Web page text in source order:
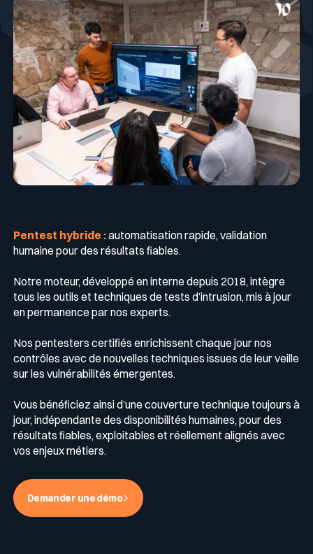
Pentest hybride :automatisation rapide, validation
humaine pour des résultats fiables.
Notre moteur, développé en interne depuis 2018, intègre
tous les outils et techniques de tests d’intrusion, mis à jour
en permanence par nos experts.
Nos pentesters certifiés enrichissent chaque jour nos
contrôles avec de nouvelles techniques issues de leur veille
sur les vulnérabilités émergentes.
Vous bénéficiez ainsi d’une couverture technique toujours à
jour, indépendante des disponibilités humaines, pour des
résultats fiables, exploitables et réellement alignés avec
vos enjeux métiers.
Demander une démo